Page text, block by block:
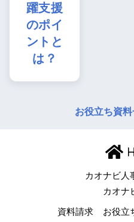
躍支援
のポイ
ントと
は？
お役立ち資
カオナビ人
カオナ
資料請求 お役立